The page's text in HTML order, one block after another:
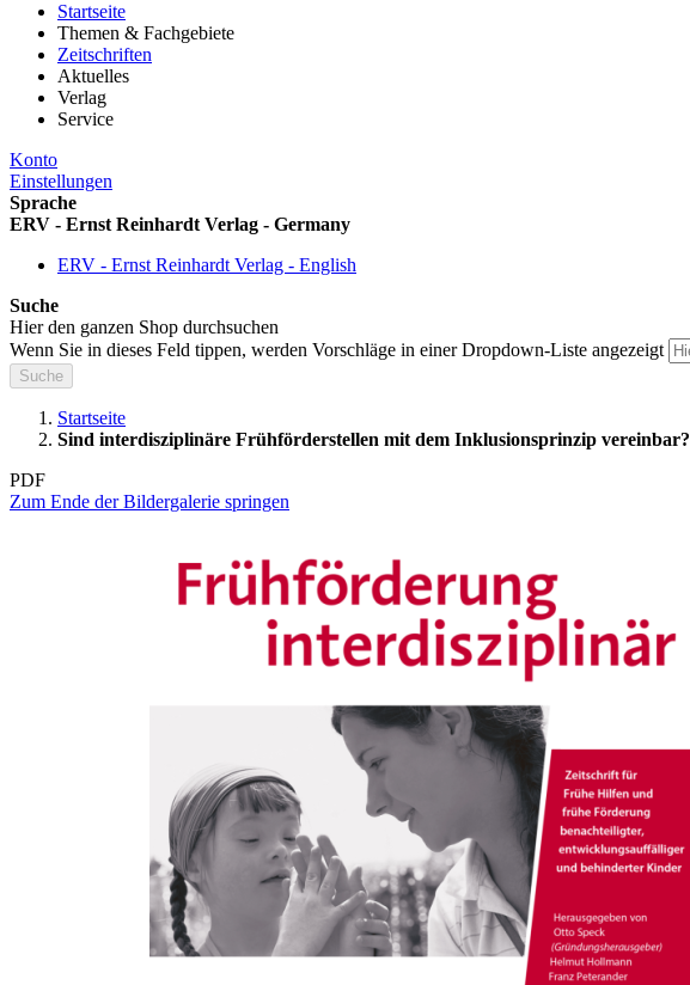
Startseite
Themen & Fachgebiete
Zeitschriften
Aktuelles
Verlag
Service
Konto
Einstellungen
Sprache
ERV - Ernst Reinhardt Verlag - Germany
ERV - Ernst Reinhardt Verlag - English
Suche
Hier den ganzen Shop durchsuchen
Wenn Sie in dieses Feld tippen, werden Vorschläge in einer Dropdown-Liste angezeigt
Suche
Startseite
Sind interdisziplinäre Frühförderstellen mit dem Inklusionsprinzip vereinbar?
PDF
Zum Ende der Bildergalerie springen